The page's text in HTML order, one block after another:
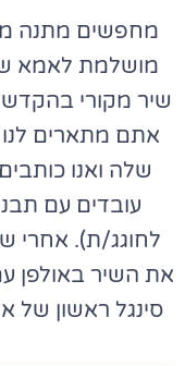
שיר מקורי
אתם מתארים לנו
שלה ואנו
עובדים עם
לחוגג/ת). אחרי
את השיר באולפן
סינגל ראשון של